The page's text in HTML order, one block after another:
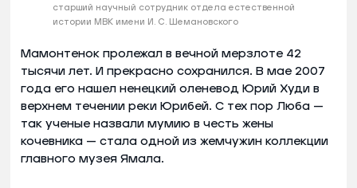
старший научный сотрудник отдела естественной
истории МВК имени И. С. Шемановского
Мамонтенок пролежал в вечной мерзлоте 42
тысячи лет. И прекрасно сохранился. В мае 2007
года его нашел ненецкий оленевод Юрий Худи в
верхнем течении реки Юрибей. С тех пор Люба —
так ученые назвали мумию в честь жены
кочевника — стала одной из жемчужин коллекции
главного музея Ямала.